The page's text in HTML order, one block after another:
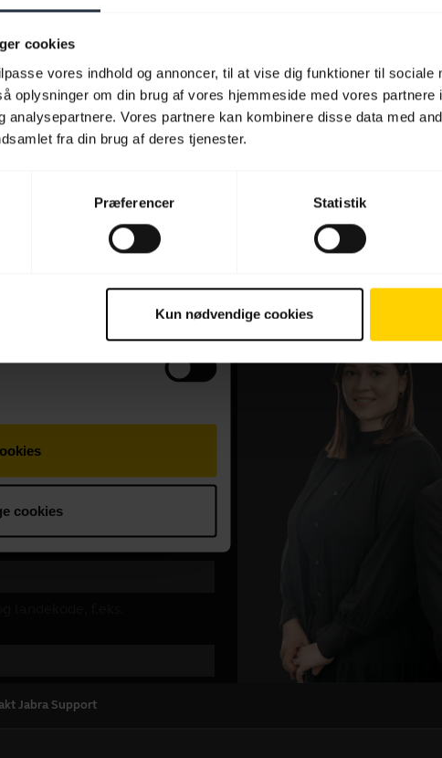
cookies
vores indhold og annoncer, til at vise dig funktioner til sociale
oplysninger om din brug af vores hjemmeside med vores partnere
analysepartnere. Vores partnere kan kombinere disse data med
fra din brug af deres tjenester.
Præferencer Statistik
Kun nødvendige cookies
Jabra Support